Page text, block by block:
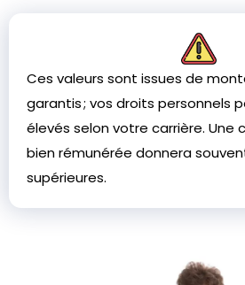
Ces valeurs sont issues de
garantis ; vos droits personnels
élevés selon votre carrière. Une
bien rémunérée donnera
supérieures.